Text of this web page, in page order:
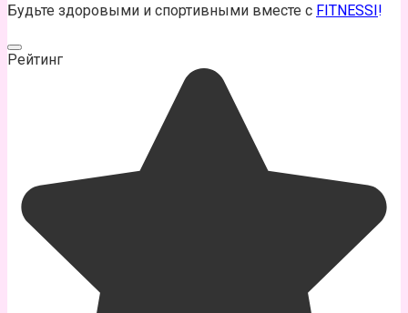
Будьте здоровыми и спортивными вместе с FITNESSI!
Рейтинг